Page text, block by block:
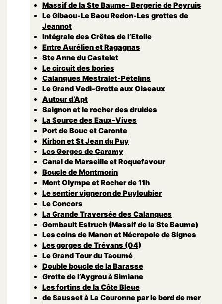
Massif de la Ste Baume- Bergerie de Peyruis
Le Gibaou-Le Baou Redon-Les grottes de
Jeannot
Intégrale des Crêtes de l’Etoile
Entre Aurélien et Ragagnas
Ste Anne du Castelet
Le circuit des bories
Calanques Mestralet-Pételins
Le Grand Vedi-Grotte aux Oiseaux
Autour d’Apt
Saignon et le rocher des druides
La Source des Eaux-Vives
Port de Bouc et Caronte
Kirbon et St Jean du Puy
Les Gorges de Caramy
Canal de Marseille et Roquefavour
Boucle de Montmorin
Mont Olympe et Rocher de 11h
Le sentier vigneron de Puyloubier
Le Concors
La Grande Traversée des Calanques
Gombault Estruch (Massif de la Ste Baume)
Les coins de Manon et Nécropole de Signes
Les gorges de Trévans (04)
Le Grand Tour du Taoumé
Double boucle de la Barasse
Grotte de l’Aygrou à Simiane
Les fortins de la Côte Bleue
de Sausset à La Couronne par le bord de mer